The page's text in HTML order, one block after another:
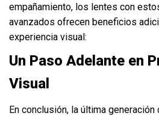
empañamiento, los lentes con
avanzados ofrecen beneficios
experiencia visual:
Un Paso Adelante en
Visual
En conclusión, la última